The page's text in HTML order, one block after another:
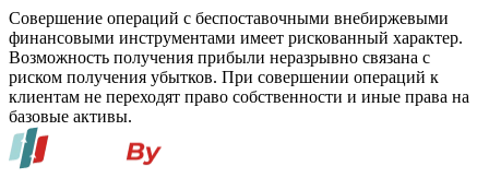
Совершение операций с беспоставочными внебиржевыми
финансовыми инструментами имеет рискованный характер.
Возможность получения прибыли неразрывно связана с
риском получения убытков. При совершении операций к
клиентам не переходят право собственности и иные права на
базовые активы.